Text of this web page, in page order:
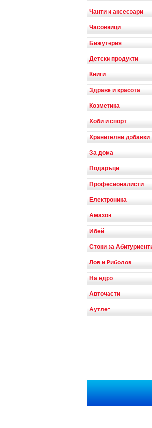
Чанти и аксесоари
Часовници
Бижутерия
Детски продукти
Книги
Здраве и красота
Козметика
Хоби и спорт
Хранителни добавки
За дома
Подаръци
Професионалисти
Електроника
Амазон
Ибей
Стоки за
Лов и Риболов
На едро
Авточасти
Аутлет